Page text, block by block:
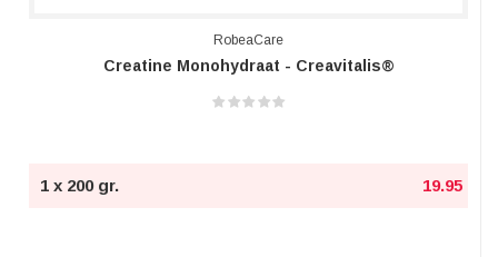
RobeaCare
Creatine Monohydraat - Creavitalis®
1 x 200 gr. 19.95